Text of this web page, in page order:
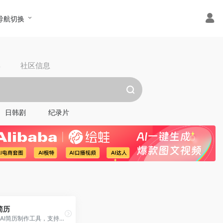
航切换
社区信息
日韩剧 纪录片
历
专业的AI简历制作工具，支持AI智能生成简历内容、一键优化措辞、智能纠错